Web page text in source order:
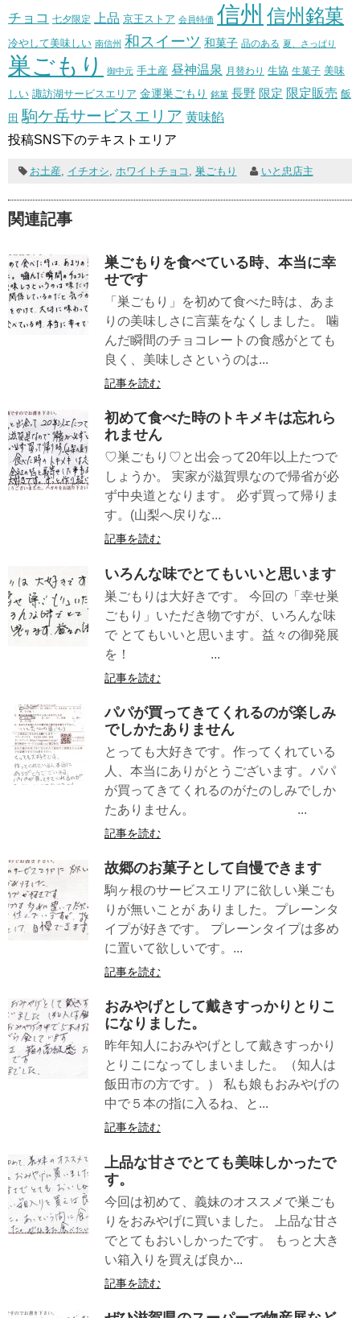
チョコ 七夕限定 上品 京王ストア 会員特価 信州 信州銘菓
冷やして美味しい 南信州 和スイーツ 和菓子 品のある 夏、さっぱり
巣ごもり 御中元 手土産 昼神温泉 月替わり 生協 生菓子 美味
しい 諏訪湖サービスエリア 金運巣ごもり 銘菓 長野 限定 限定販売 飯
田 駒ケ岳サービスエリア 黄味餡
投稿SNS下のテキストエリア
お土産 イチオシ ホワイトチョコ 巣ごもり いと忠店主
関連記事
巣ごもりを食べている時、本当に幸
せです
「巣ごもり」を初めて食べた時は、あま
りの美味しさに言葉をなくしました。 噛
んだ瞬間のチョコレートの食感がとても
良く、美味しさというのは...
記事を読む
初めて食べた時のトキメキは忘れら
れません
♡巣ごもり♡と出会って20年以上たつで
しょうか。 実家が滋賀県なので帰省が必
ず中央道となります。 必ず買って帰りま
す。(山梨へ戻りな...
記事を読む
いろんな味でとてもいいと思います
巣ごもりは大好きです。 今回の「幸せ巣
ごもり」いただき物ですが、いろんな味
で とてもいいと思います。益々の御発展
を！ ...
記事を読む
パパが買ってきてくれるのが楽しみ
でしかたありません
とっても大好きです。作ってくれている
人、本当にありがとうございます。パパ
が買ってきてくれるのがたのしみでしか
たありません。 ...
記事を読む
故郷のお菓子として自慢できます
駒ヶ根のサービスエリアに欲しい巣ごも
りが無いことが ありました。プレーンタ
イプが好きです。 プレーンタイプは多め
に置いて欲しいです。...
記事を読む
おみやげとして戴きすっかりとりこ
になりました。
昨年知人におみやげとして戴きすっかり
とりこになってしまいました。（知人は
飯田市の方です。） 私も娘もおみやげの
中で５本の指に入るね、と...
記事を読む
上品な甘さでとても美味しかったで
す。
今回は初めて、義妹のオススメで巣ごも
りをおみやげに買いました。 上品な甘さ
でとてもおいしかったです。 もっと大き
い箱入りを買えば良か...
記事を読む